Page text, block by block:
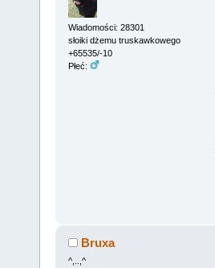
Wiadomości: 28301
słoiki dżemu truskawkowego
+65535/-10
Płeć:
Bruxa
^,..,^